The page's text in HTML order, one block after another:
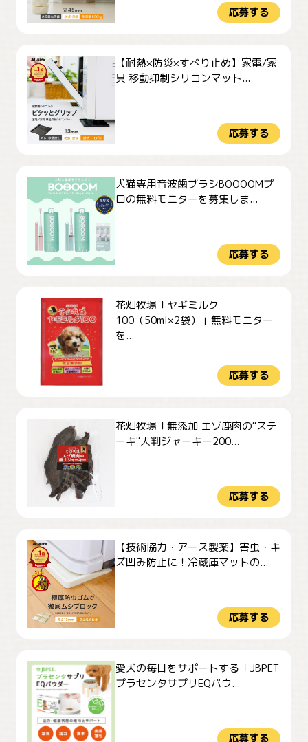
応募する
【耐熱×防災×すべり止め】家電/家
具 移動抑制シリコンマット...
応募する
犬猫専用音波歯ブラシBOOOOMプ
ロの無料モニターを募集しま...
応募する
花畑牧場「ヤギミルク
100（50ml×2袋）」無料モニター
を...
応募する
花畑牧場「無添加 エゾ鹿肉の"ステ
ーキ"大判ジャーキー200...
応募する
【技術協力・アース製薬】害虫・キ
ズ凹み防止に！冷蔵庫マットの...
応募する
愛犬の毎日をサポートする「JBPET
プラセンタサプリEQパウ...
応募する